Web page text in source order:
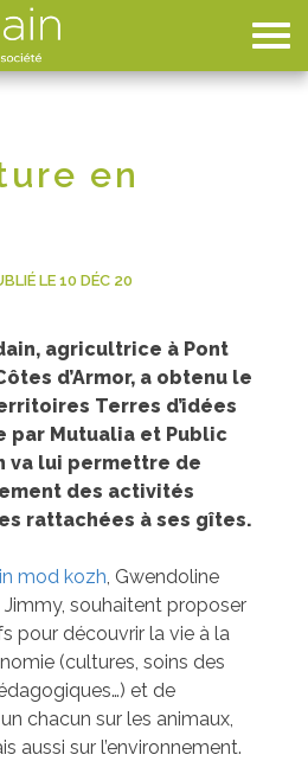
en
LE 10 DÉC 20
agricultrice à Pont
d’Armor, a obtenu le
Terres d’idées
par Mutualia et Public
va lui permettre de
des activités
rattachées à ses gîtes.
mod kozh, Gwendoline
souhaitent proposer
pour découvrir la vie à la
(cultures, soins des
et de
chacun sur les animaux,
aussi sur l’environnement.